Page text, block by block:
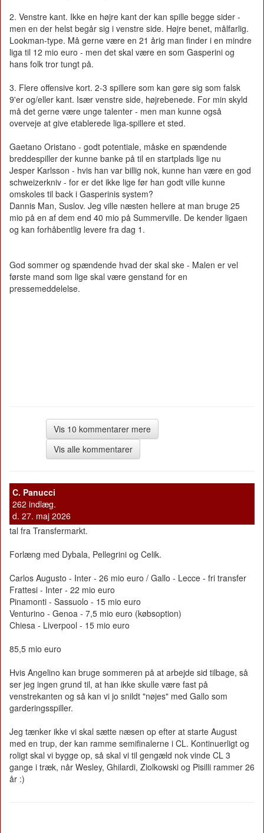
2. Venstre kant. Ikke en højre kant der kan spille begge sider -
men en der helst begår sig i venstre side. Højre benet, målfarlig.
Lookman-type. Må gerne være en 21 årig man finder i en mindre
liga til 12 mio euro - men det skal være en som Gasperini og
hans folk tror tungt på.
3. Flere offensive kort. 2-3 spillere som kan gøre sig som falsk
9'er og/eller kant. Især venstre side, højrebenede. For min skyld
må det gerne være unge talenter - men man kunne også
overveje at give etablerede liga-spillere et sted.
Gaetano Oristano - godt potentiale, måske en spændende
breddespiller der kunne banke på til en startplads lige nu
Jesper Karlsson - hvis han var billig nok, kunne han være en god
schweizerkniv - for er det ikke lige før han godt ville kunne
omskoles til back i Gasperinis system?
Dannis Man, Suslov. Jeg ville næsten hellere at man bruge 25
mio på en af dem end 40 mio på Summerville. De kender ligaen
og kan forhåbentlig levere fra dag 1.
God sommer og spændende hvad der skal ske - Malen er vel
første mand som lige skal være genstand for en
pressemeddelelse.
Vis 10 kommentarer mere
Vis alle kommentarer
C. Panucci
262 indlæg.
d. 27. maj 2026
tal fra Transfermarkt.
Forlæng med Dybala, Pellegrini og Celik.
Carlos Augusto - Inter - 26 mio euro / Gallo - Lecce - fri transfer
Frattesi - Inter - 22 mio euro
Pinamonti - Sassuolo - 15 mio euro
Venturino - Genoa - 7,5 mio euro (købsoption)
Chiesa - Liverpool - 15 mio euro
85,5 mio euro
Hvis Angelino kan bruge sommeren på at arbejde sid tilbage, så
ser jeg ingen grund til, at han ikke skulle være fast på
venstrekanten og så kan vi jo snildt "nøjes" med Gallo som
garderingsspiller.
Jeg tænker ikke vi skal sætte næsen op efter at starte August
med en trup, der kan ramme semifinalerne i CL. Kontinuerligt og
roligt skal vi bygge op, så skal vi til gengæld nok vinde CL 3
gange i træk, når Wesley, Ghilardi, Ziolkowski og Pisilli rammer 26
år :)